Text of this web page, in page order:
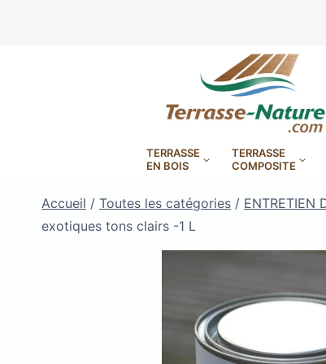
TERRASSE
EN BOIS
LAMES DE
EN BOIS
TERRASSE
COMPOSITE
LAMES DE
BOIS COMPOSITE
LAMES DE
DURA EN
BANDES
POUR
BANDES BITUMES
LAMES DE BARDAGE
XTRACLAD À CLAIRE VOIE
Accueil / Toutes les catégories / ENTRETIEN
exotiques tons clairs -1 L